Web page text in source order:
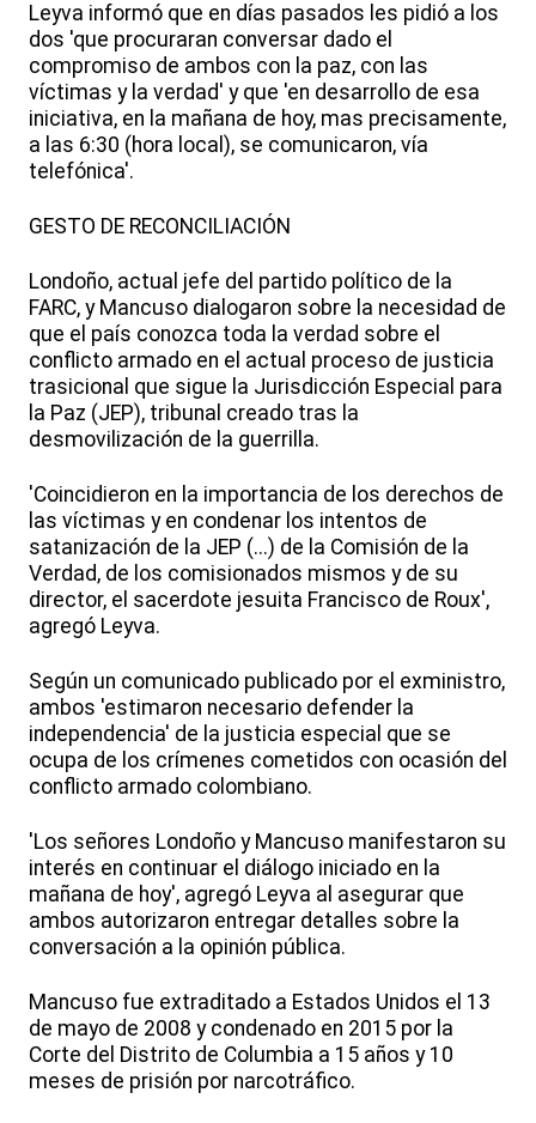
Leyva informó que en días pasados les pidió a los
dos 'que procuraran conversar dado el
compromiso de ambos con la paz, con las
víctimas y la verdad' y que 'en desarrollo de esa
iniciativa, en la mañana de hoy, mas precisamente,
a las 6:30 (hora local), se comunicaron, vía
telefónica'.
GESTO DE RECONCILIACIÓN
Londoño, actual jefe del partido político de la
FARC, y Mancuso dialogaron sobre la necesidad de
que el país conozca toda la verdad sobre el
conflicto armado en el actual proceso de justicia
trasicional que sigue la Jurisdicción Especial para
la Paz (JEP), tribunal creado tras la
desmovilización de la guerrilla.
'Coincidieron en la importancia de los derechos de
las víctimas y en condenar los intentos de
satanización de la JEP (...) de la Comisión de la
Verdad, de los comisionados mismos y de su
director, el sacerdote jesuita Francisco de Roux',
agregó Leyva.
Según un comunicado publicado por el exministro,
ambos 'estimaron necesario defender la
independencia' de la justicia especial que se
ocupa de los crímenes cometidos con ocasión del
conflicto armado colombiano.
'Los señores Londoño y Mancuso manifestaron su
interés en continuar el diálogo iniciado en la
mañana de hoy', agregó Leyva al asegurar que
ambos autorizaron entregar detalles sobre la
conversación a la opinión pública.
Mancuso fue extraditado a Estados Unidos el 13
de mayo de 2008 y condenado en 2015 por la
Corte del Distrito de Columbia a 15 años y 10
meses de prisión por narcotráfico.